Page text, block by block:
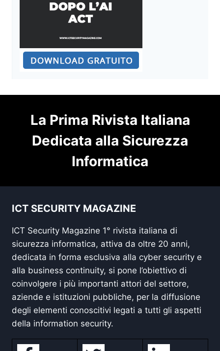
La Prima Rivista Italiana
Dedicata alla Sicurezza
Informatica
ICT SECURITY MAGAZINE
ICT Security Magazine 1° rivista italiana di
sicurezza informatica, attiva da oltre 20 anni,
dedicata in forma esclusiva alla cyber security e
alla business continuity, si pone l’obiettivo di
coinvolgere i più importanti attori del settore,
aziende e istituzioni pubbliche, per la diffusione
degli elementi conoscitivi legati a tutti gli aspetti
della information security.